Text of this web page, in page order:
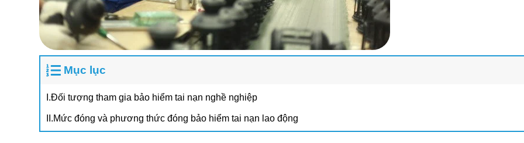
Mục lục
I.Đối tượng tham gia bảo hiểm tai nạn nghề nghiệp
II.Mức đóng và phương thức đóng bảo hiểm tai nạn lao động